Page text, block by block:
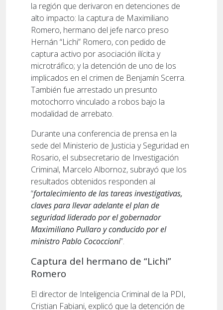
la región que derivaron en detenciones de
alto impacto: la captura de Maximiliano
Romero, hermano del jefe narco preso
Hernán “Lichi” Romero, con pedido de
captura activo por asociación ilícita y
microtráfico; y la detención de uno de los
implicados en el crimen de Benjamín Scerra.
También fue arrestado un presunto
motochorro vinculado a robos bajo la
modalidad de arrebato.
Durante una conferencia de prensa en la
sede del Ministerio de Justicia y Seguridad en
Rosario, el subsecretario de Investigación
Criminal, Marcelo Albornoz, subrayó que los
resultados obtenidos responden al
“fortalecimiento de las tareas investigativas,
claves para llevar adelante el plan de
seguridad liderado por el gobernador
Maximiliano Pullaro y conducido por el
ministro Pablo Cococcioni”.
Captura del hermano de “Lichi”
Romero
El director de Inteligencia Criminal de la PDI,
Cristian Fabiani, explicó que la detención de